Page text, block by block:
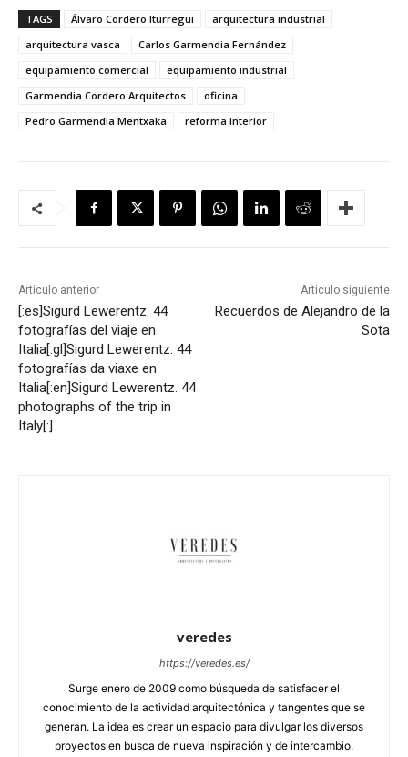
TAGS Álvaro Cordero Iturregui
arquitectura industrial
arquitectura vasca
Carlos Garmendia Fernández
equipamiento comercial
equipamiento industrial
Garmendia Cordero Arquitectos
oficina
Pedro Garmendia Mentxaka
reforma interior
Artículo anterior
[:es]Sigurd Lewerentz. 44
fotografías del viaje en
Italia[:gl]Sigurd Lewerentz. 44
fotografías da viaxe en
Italia[:en]Sigurd Lewerentz. 44
photographs of the trip in
Italy[:]
Artículo siguiente
Recuerdos de Alejandro de la
Sota
veredes
https://veredes.es/
Surge enero de 2009 como búsqueda de satisfacer el
conocimiento de la actividad arquitectónica y tangentes que se
generan. La idea es crear un espacio para divulgar los diversos
proyectos en busca de nueva inspiración y de intercambio.